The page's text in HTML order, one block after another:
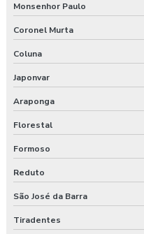
Monsenhor Paulo
Coronel Murta
Coluna
Japonvar
Araponga
Florestal
Formoso
Reduto
São José da Barra
Tiradentes